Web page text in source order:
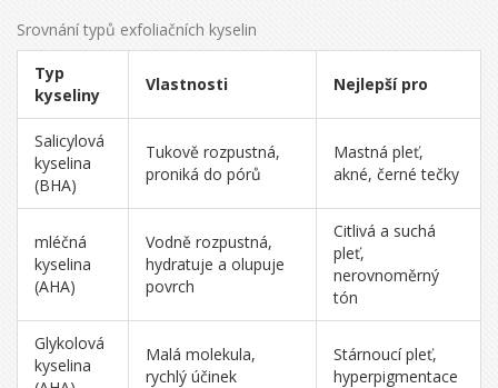
Srovnání typů exfoliačních kyselin
Typ
kyseliny
Vlastnosti Nejlepší pro
Salicylová
kyselina
(BHA)
Tukově rozpustná,
proniká do pórů
Mastná pleť,
akné, černé tečky
mléčná
kyselina
(AHA)
Vodně rozpustná,
hydratuje a olupuje
povrch
Citlivá a suchá
pleť,
nerovnoměrný
tón
Glykolová
kyselina
Malá molekula,
rychlý účinek
Stárnoucí pleť,
hyperpigmentace